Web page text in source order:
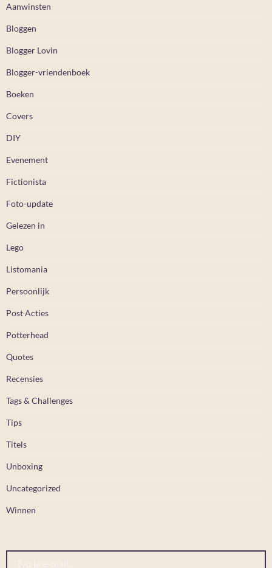
Aanwinsten
Bloggen
Blogger Lovin
Blogger-vriendenboek
Boeken
Covers
DIY
Evenement
Fictionista
Foto-update
Gelezen in
Lego
Listomania
Persoonlijk
Post Acties
Potterhead
Quotes
Recensies
Tags & Challenges
Tips
Titels
Unboxing
Uncategorized
Winnen
Typ je e-mail...